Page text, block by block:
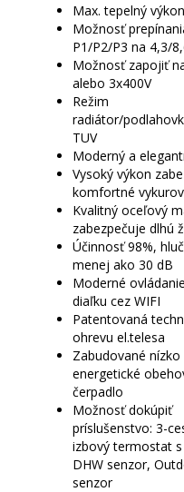
Max. tepelný
Možnosť
P1/P2/P3 na 4,3/
Možnosť zapojiť
alebo 3x400V
Režim
radiátor/
TUV
Moderný a
Vysoký výkon
komfortné
Kvalitný oceľový
zabezpečuje dlhú
Účinnosť 98%,
menej ako 30 dB
Moderné
diaľku cez WIFI
Patentovaná
ohrevu el.telesa
Zabudované nízko
energetické
čerpadlo
Možnosť dokúpiť
príslušenstvo: 3-
izbový termostat s
DHW senzor,
senzor